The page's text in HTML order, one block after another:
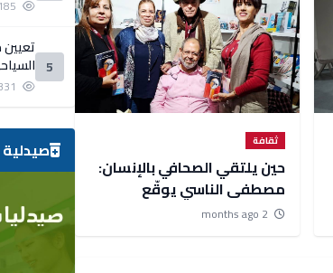
ثقافة
حين يلتقي الصحافي بالإنسان:
مصطفى الناسي يوقّع
''مروياته'' بالرباط
5
تعيين